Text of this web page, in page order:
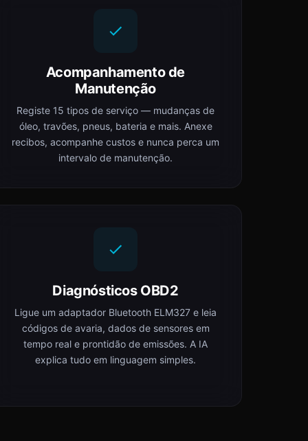
Acompanhamento de
Manutenção
Registe 15 tipos de serviço — mudanças de
óleo, travões, pneus, bateria e mais. Anexe
recibos, acompanhe custos e nunca perca um
intervalo de manutenção.
Diagnósticos OBD2
Ligue um adaptador Bluetooth ELM327 e leia
códigos de avaria, dados de sensores em
tempo real e prontidão de emissões. A IA
explica tudo em linguagem simples.